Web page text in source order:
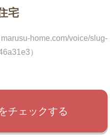
宅
home.com/voice/slug-
）
チェックする